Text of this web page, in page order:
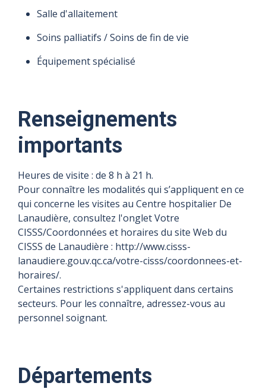
Salle d'allaitement
Soins palliatifs / Soins de fin de vie
Équipement spécialisé
Renseignements
importants
Heures de visite : de 8 h à 21 h.
Pour connaître les modalités qui s’appliquent en ce
qui concerne les visites au Centre hospitalier De
Lanaudière, consultez l'onglet Votre
CISSS/Coordonnées et horaires du site Web du
CISSS de Lanaudière : http://www.cisss-
lanaudiere.gouv.qc.ca/votre-cisss/coordonnees-et-
horaires/.
Certaines restrictions s'appliquent dans certains
secteurs. Pour les connaître, adressez-vous au
personnel soignant.
Départements